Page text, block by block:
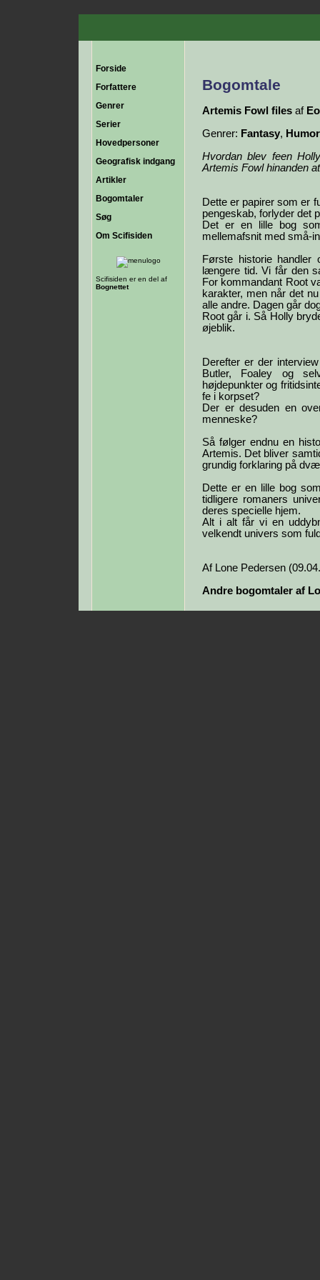
Forside
Forfattere
Genrer
Serier
Hovedpersoner
Geografisk indgang
Artikler
Bogomtaler
Søg
Om Scifisiden
Scifisiden er en del af
Bognettet
Bogomtale
Artemis Fowl files af
Genrer: Fantasy,
Hvordan blev feen
Artemis Fowl hinanden
Dette er papirer som er
pengeskab, forlyder det
Det er en lille bog
mellemafsnit med små-
Første historie
længere tid. Vi får den
For kommandant Root
karakter, men når det
alle andre. Dagen går
Root går i. Så Holly
øjeblik.
Derefter er der
Butler, Foaley og
højdepunkter og
fe i korpset?
Der er desuden en
menneske?
Så følger endnu en
Artemis. Det bliver
grundig forklaring på
Dette er en lille bog
tidligere romaners
deres specielle hjem.
Alt i alt får vi en
velkendt univers som
Af Lone Pedersen
Andre bogomtaler af